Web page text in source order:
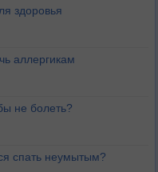
здоровья
аллергикам
не болеть?
спать неумытым?